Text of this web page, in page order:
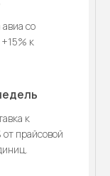
со
к
к
прайсовой